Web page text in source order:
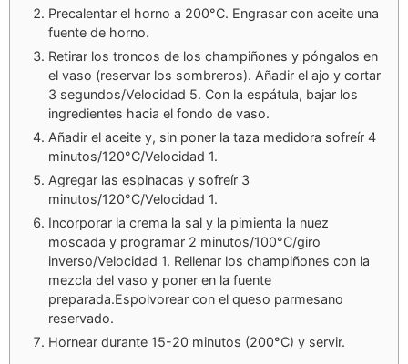
Precalentar el horno a 200°C. Engrasar con aceite una
fuente de horno.
Retirar los troncos de los champiñones y póngalos en
el vaso (reservar los sombreros). Añadir el ajo y cortar
3 segundos/Velocidad 5. Con la espátula, bajar los
ingredientes hacia el fondo de vaso.
Añadir el aceite y, sin poner la taza medidora sofreír 4
minutos/120°C/Velocidad 1.
Agregar las espinacas y sofreír 3
minutos/120°C/Velocidad 1.
Incorporar la crema la sal y la pimienta la nuez
moscada y programar 2 minutos/100°C/giro
inverso/Velocidad 1. Rellenar los champiñones con la
mezcla del vaso y poner en la fuente
preparada.Espolvorear con el queso parmesano
reservado.
Hornear durante 15-20 minutos (200°C) y servir.